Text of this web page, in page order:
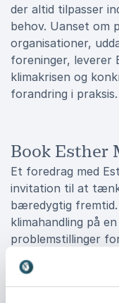
der altid tilpasser
behov. Uanset om
organisationer,
foreninger, leverer
klimakrisen og
forandring i praksis.
Book Esther
Et foredrag med
invitation til at
bæredygtig
klimahandling på
problemstillinger
hendes stemme
sammenhæng,
hvor fællesskab